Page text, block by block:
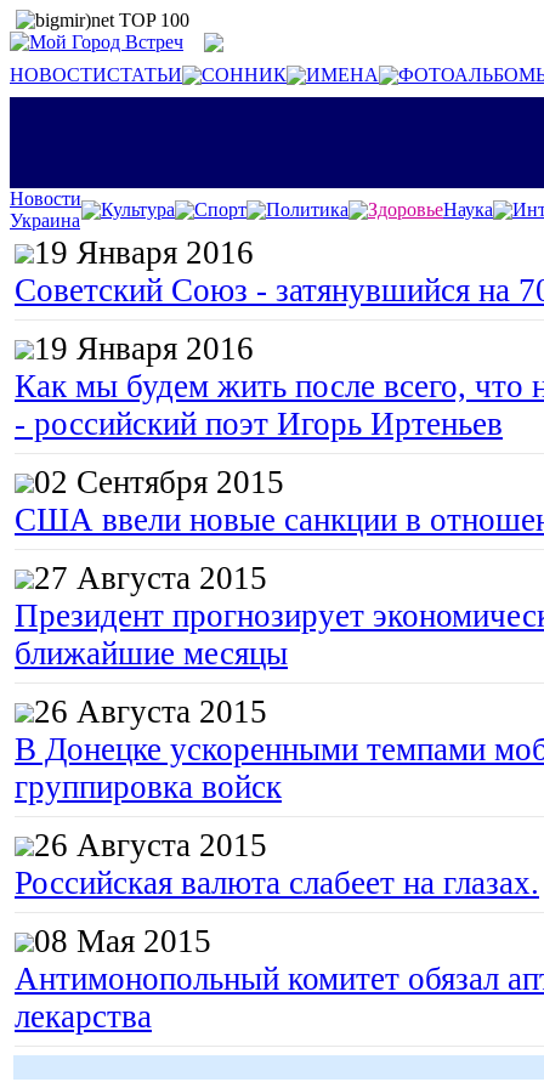
НОВОСТИСТАТЬИ СОННИК ИМЕНА
Новости
Украина
Культура Спорт Политика ЗдоровьеНаука
19 Января 2016
Советский Союз - затянувшийся на
19 Января 2016
Как мы будем жить после всего, что
- российский поэт Игорь Иртеньев
02 Сентября 2015
США ввели новые санкции в
27 Августа 2015
Президент прогнозирует
ближайшие месяцы
26 Августа 2015
В Донецке ускоренными темпами
группировка войск
26 Августа 2015
Российская валюта слабеет на глазах.
08 Мая 2015
Антимонопольный комитет обязал
лекарства